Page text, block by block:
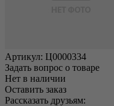
Артикул: Ц0000334
Задать вопрос о товаре
Нет в наличии
Оставить заказ
Рассказать друзьям: